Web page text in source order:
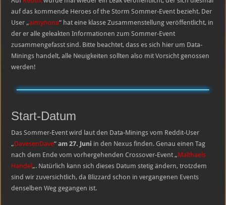
das
Sommer-
auf das kommende Heroes of the Storm Sommer-Event bezieht. Der
User „aimynona“ hat eine klasse Zusammenstellung veröffentlicht, in
der er alle geleakten Informationen zum Sommer-Event
zusammengefasst sind. Bitte beachtet, dass es sich hier um Data-
Minings handelt, alle Neuigkeiten sollten also mit Vorsicht genossen
werden!
Start-Datum
Das Sommer-Event wird laut den Data-Minings vom Reddit-User
„DavesenDave“am 27. Juni in den Nexus finden. Genau einen Tag
nach dem Ende vom vorhergehenden Crossover-Event „Malthaels
Handel „. Natürlich kann sich dieses Datum stetig ändern, trotzdem
sind wir zuversichtlich, da Blizzard schon in vergangenen Events
denselben Weg gegangen ist.